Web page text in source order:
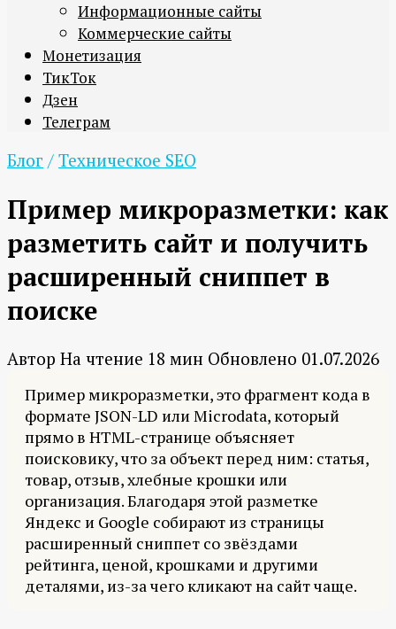
Информационные сайты
Коммерческие сайты
Монетизация
ТикТок
Дзен
Телеграм
Блог / Техническое SEO
Пример микроразметки: как
разметить сайт и получить
расширенный сниппет в
поиске
Автор На чтение 18 мин Обновлено 01.07.2026
Пример микроразметки, это фрагмент кода в
формате JSON-LD или Microdata, который
прямо в HTML-странице объясняет
поисковику, что за объект перед ним: статья,
товар, отзыв, хлебные крошки или
организация. Благодаря этой разметке
Яндекс и Google собирают из страницы
расширенный сниппет со звёздами
рейтинга, ценой, крошками и другими
деталями, из-за чего кликают на сайт чаще.